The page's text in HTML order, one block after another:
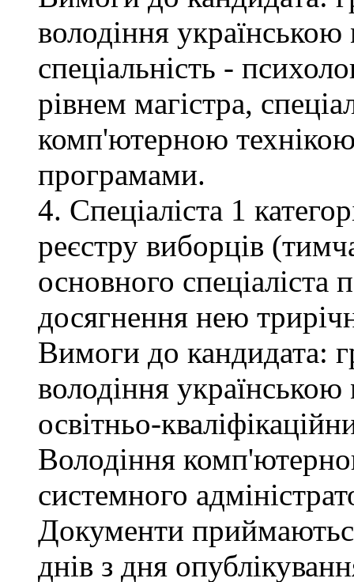
володіння
спеціальність -
рівнем магістра,
комп'ютерною
програмами.
4. Спеціаліста 1
реєстру виборців
основного
досягнення нею
Вимоги до кандидата:
володіння
освітньо-
Володіння
системного
Документи
днів з дня